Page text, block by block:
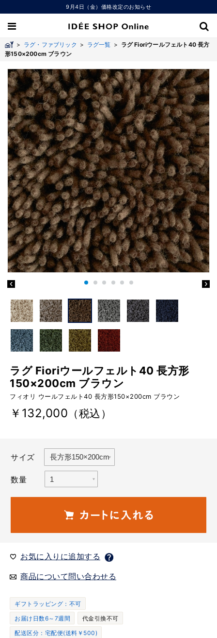
9月4日（金）価格改定のお知らせ
> ラグ・ファブリック > ラグ一覧 > ラグ Fioriウールフェルト40 長方
形150×200cm ブラウン
ラグ Fioriウールフェルト40 長方形
150×200cm ブラウン
フィオリ ウールフェルト40 長方形150×200cm ブラウン
￥132,000 （税込）
サイズ
数量
お気に入りに追加する
商品について問い合わせる
ギフトラッピング：不可
お届け日数6～7週間
代金引換不可
配送区分：宅配便(送料￥500)